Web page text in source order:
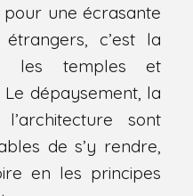
une écrasante
c’est la
les temples et
dépaysement, la
sont
de s’y rendre,
en les principes